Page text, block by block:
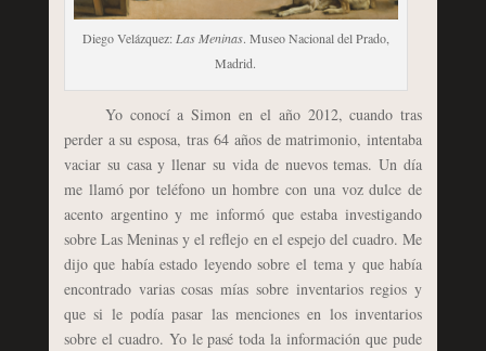
Diego Velázquez: Las Meninas. Museo Nacional del Prado,
Madrid.
Yo conocí a Simon en el año 2012, cuando tras
perder a su esposa, tras 64 años de matrimonio, intentaba
vaciar su casa y llenar su vida de nuevos temas. Un día
me llamó por teléfono un hombre con una voz dulce de
acento argentino y me informó que estaba investigando
sobre Las Meninas y el reflejo en el espejo del cuadro. Me
dijo que había estado leyendo sobre el tema y que había
encontrado varias cosas mías sobre inventarios regios y
que si le podía pasar las menciones en los inventarios
sobre el cuadro. Yo le pasé toda la información que pude